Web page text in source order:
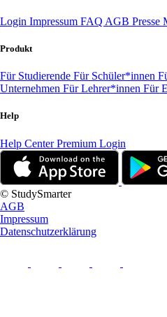
Login Impressum FAQ AGB Presse
Produkt
Für Studierende Für Schüler*innen
Unternehmen Für Lehrer*innen Für
Help
Help CenterPremium Login
© StudySmarter
AGB
Impressum
Datenschutzerklärung